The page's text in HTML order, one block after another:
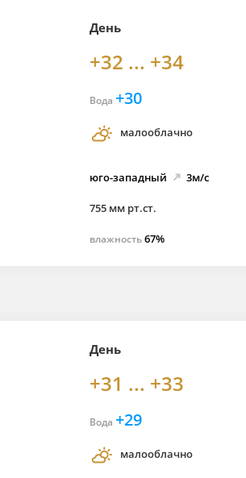
День
+32 ... +34
Вода +30
малооблачно
юго-западный 3м/с
755 мм рт.ст.
влажность67%
День
+31 ... +33
Вода +29
малооблачно